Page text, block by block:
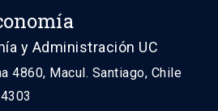
y Administración UC
4860, Macul. Santiago, Chile